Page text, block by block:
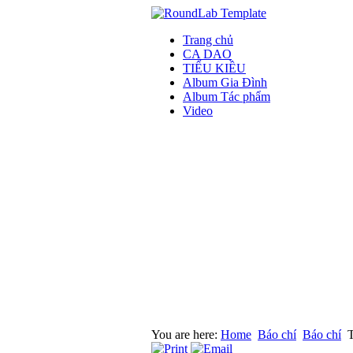
Trang chủ
CA DAO
TIỂU KIỀU
Album Gia Đình
Album Tác phẩm
Video
You are here: Home Báo chí Báo chí